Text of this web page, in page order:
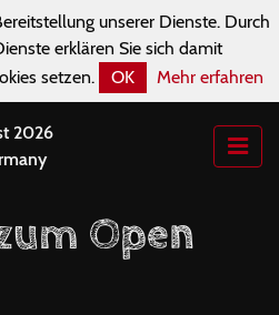
unserer Dienste. Durch
erklären Sie sich damit
setzen.
OK Mehr erfahren
2026
Open